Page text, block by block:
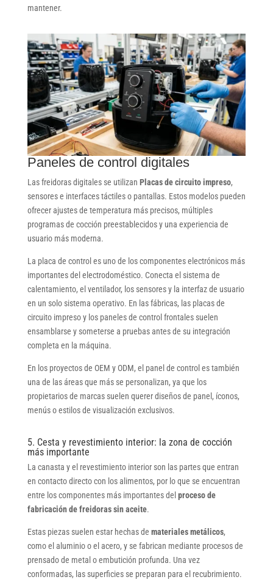
mantener.
Paneles de control digitales
Las freidoras digitales se utilizan Placas de circuito impreso,
sensores e interfaces táctiles o pantallas. Estos modelos pueden
ofrecer ajustes de temperatura más precisos, múltiples
programas de cocción preestablecidos y una experiencia de
usuario más moderna.
La placa de control es uno de los componentes electrónicos más
importantes del electrodoméstico. Conecta el sistema de
calentamiento, el ventilador, los sensores y la interfaz de usuario
en un solo sistema operativo. En las fábricas, las placas de
circuito impreso y los paneles de control frontales suelen
ensamblarse y someterse a pruebas antes de su integración
completa en la máquina.
En los proyectos de OEM y ODM, el panel de control es también
una de las áreas que más se personalizan, ya que los
propietarios de marcas suelen querer diseños de panel, íconos,
menús o estilos de visualización exclusivos.
5. Cesta y revestimiento interior: la zona de cocción
más importante
La canasta y el revestimiento interior son las partes que entran
en contacto directo con los alimentos, por lo que se encuentran
entre los componentes más importantes del proceso de
fabricación de freidoras sin aceite.
Estas piezas suelen estar hechas de materiales metálicos,
como el aluminio o el acero, y se fabrican mediante procesos de
prensado de metal o embutición profunda. Una vez
conformadas, las superficies se preparan para el recubrimiento.